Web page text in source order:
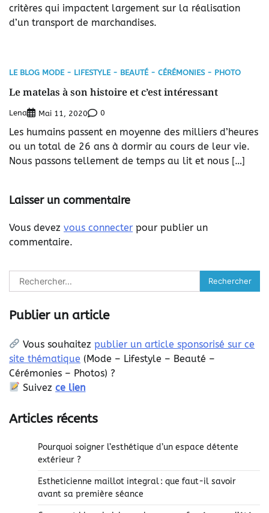
critères qui impactent largement sur la réalisation
d’un transport de marchandises.
LE BLOG MODE - LIFESTYLE - BEAUTÉ - CÉRÉMONIES - PHOTO
Le matelas à son histoire et c’est intéressant
Lena Mai 11, 2020 0
Les humains passent en moyenne des milliers d’heures
ou un total de 26 ans à dormir au cours de leur vie.
Nous passons tellement de temps au lit et nous […]
Laisser un commentaire
Vous devez vous connecter pour publier un
commentaire.
Rechercher :
Publier un article
Vous souhaitezpublier un article sponsorisé sur ce
site thématique (Mode – Lifestyle – Beauté –
Cérémonies – Photos) ?
Suivezce lien
Articles récents
Pourquoi soigner l’esthétique d’un espace détente
extérieur ?
Estheticienne maillot integral : que faut-il savoir
avant sa première séance